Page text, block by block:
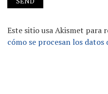
Este sitio usa Akismet para
cómo se procesan los